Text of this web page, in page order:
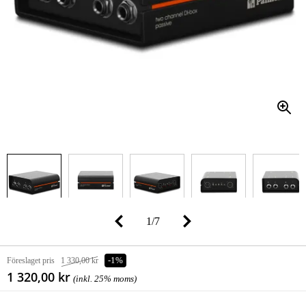
1/7
Föreslaget pris 1 330,00 kr -1%
1 320,00 kr (inkl. 25% moms)